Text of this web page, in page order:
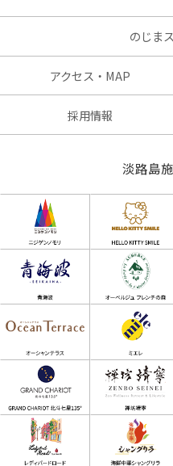
のじま
アクセス・MAP
採用情報
淡路島